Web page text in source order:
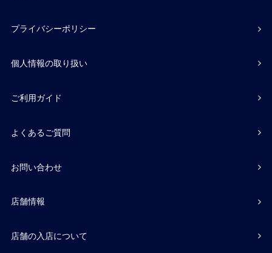
プライバシーポリシー
個人情報の取り扱い
ご利用ガイド
よくあるご質問
お問い合わせ
店舗情報
店舗の入店について